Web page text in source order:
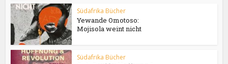
Südafrika Bücher
Yewande Omotoso:
Mojisola weint nicht
Südafrika Bücher